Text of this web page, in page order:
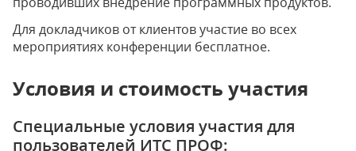
Для докладчиков от клиентов участие во всех
мероприятиях конференции бесплатное.
Условия и стоимость участия
Специальные условия участия для
пользователей ИТС ПРОФ: